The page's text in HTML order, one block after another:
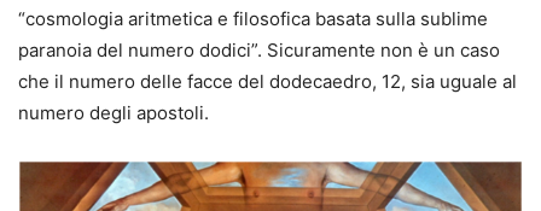
“cosmologia aritmetica e filosofica basata sulla sublime
paranoia del numero dodici”. Sicuramente non è un caso
che il numero delle facce del dodecaedro, 12, sia uguale al
numero degli apostoli.